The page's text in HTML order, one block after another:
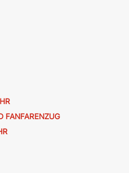
FANFARENZUG